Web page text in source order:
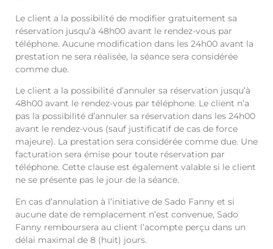
Le client a la possibilité de modifier gratuitement sa
réservation jusqu’à 48h00 avant le rendez-vous par
téléphone. Aucune modification dans les 24h00 avant la
prestation ne sera réalisée, la séance sera considérée
comme due.
Le client a la possibilité d’annuler sa réservation jusqu’à
48h00 avant le rendez-vous par téléphone. Le client n’a
pas la possibilité d’annuler sa réservation dans les 24h00
avant le rendez-vous (sauf justificatif de cas de force
majeure). La prestation sera considérée comme due. Une
facturation sera émise pour toute réservation par
téléphone. Cette clause est également valable si le client
ne se présente pas le jour de la séance.
En cas d’annulation à l’initiative de Sado Fanny et si
aucune date de remplacement n’est convenue, Sado
Fanny remboursera au client l’acompte perçu dans un
délai maximal de 8 (huit) jours.